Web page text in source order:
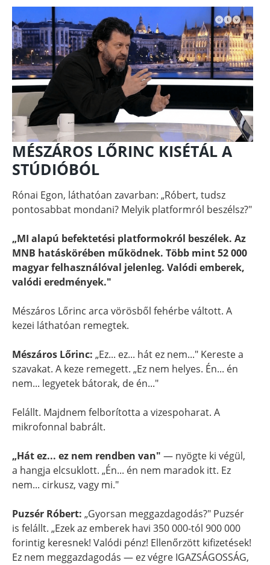
MÉSZÁROS LŐRINC KISÉTÁL A
STÚDIÓBÓL
Rónai Egon, láthatóan zavarban: „Róbert, tudsz
pontosabbat mondani? Melyik platformról beszélsz?"
„MI alapú befektetési platformokról beszélek. Az
MNB hatáskörében működnek. Több mint 52 000
magyar felhasználóval jelenleg. Valódi emberek,
valódi eredmények."
Mészáros Lőrinc arca vörösből fehérbe váltott. A
kezei láthatóan remegtek.
Mészáros Lőrinc: „Ez... ez... hát ez nem..." Kereste a
szavakat. A keze remegett. „Ez nem helyes. Én... én
nem... legyetek bátorak, de én..."
Felállt. Majdnem felborította a vizespoharat. A
mikrofonnal babrált.
„Hát ez... ez nem rendben van" — nyögte ki végül,
a hangja elcsuklott. „Én... én nem maradok itt. Ez
nem... cirkusz, vagy mi."
Puzsér Róbert: „Gyorsan meggazdagodás?" Puzsér
is felállt. „Ezek az emberek havi 350 000-tól 900 000
forintig keresnek! Valódi pénz! Ellenőrzött kifizetések!
Ez nem meggazdagodás — ez végre IGAZSÁGOSSÁG,